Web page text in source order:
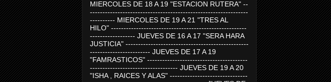
MIERCOLES DE 18 A 19 "ESTACION RUTERA" --
---------------------------------------------------------------
---------- MIERCOLES DE 19 A 21 "TRES AL
HILO" ------------------------------------------------------
------------------ JUEVES DE 16 A 17 "SERA HARA
JUSTICIA" -------------------------------------------------
------------------------ JUEVES DE 17 A 19
"FAMRASTICOS" ----------------------------------------
----------------------------------- JUEVES DE 19 A 20
"ISHA , RAICES Y ALAS" -------------------------------